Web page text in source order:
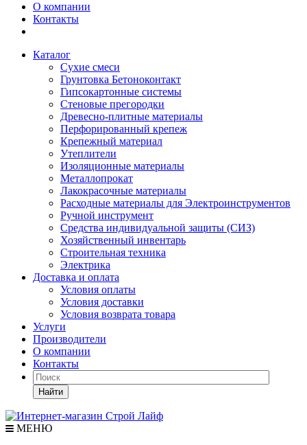
О компании
Контакты
Каталог
Сухие смеси
Грунтовка Бетоноконтакт
Гипсокартонные системы
Стеновые прегородки
Древесно-плитные материалы
Перфорированный крепеж
Крепежный материал
Утеплители
Изоляционные материалы
Металлопрокат
Лакокрасочные материалы
Расходные материалы для Электроинструментов
Ручной инструмент
Средства индивидуальной защиты (СИЗ)
Хозяйственный инвентарь
Строительная техника
Электрика
Доставка и оплата
Условия оплаты
Условия доставки
Условия возврата товара
Услуги
Производители
О компании
Контакты
Найти
МЕНЮ